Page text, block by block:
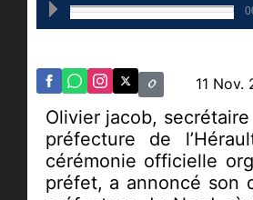
11 Nov.
Olivier jacob,
préfecture de
cérémonie officielle
préfet, a annoncé son